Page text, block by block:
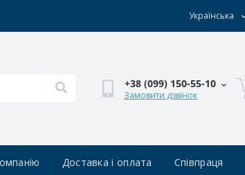
Українська
+38 (0‎99) 150-55-10
Замовити дзвінок
Доставка і оплата Співпраця